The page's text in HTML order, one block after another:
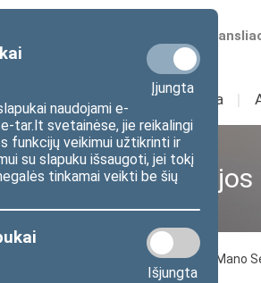
Įjungta
naudojami e-
tar.lt svetainėse, jie reikalingi
funkcijų veikimui užtikrinti ir
su slapuku išsaugoti, jei tokį
tinkamai veikti be šių
Išjungta
Numatomos
Sudėtis Veikla I
kadencijos
Pagal apygardas Mano